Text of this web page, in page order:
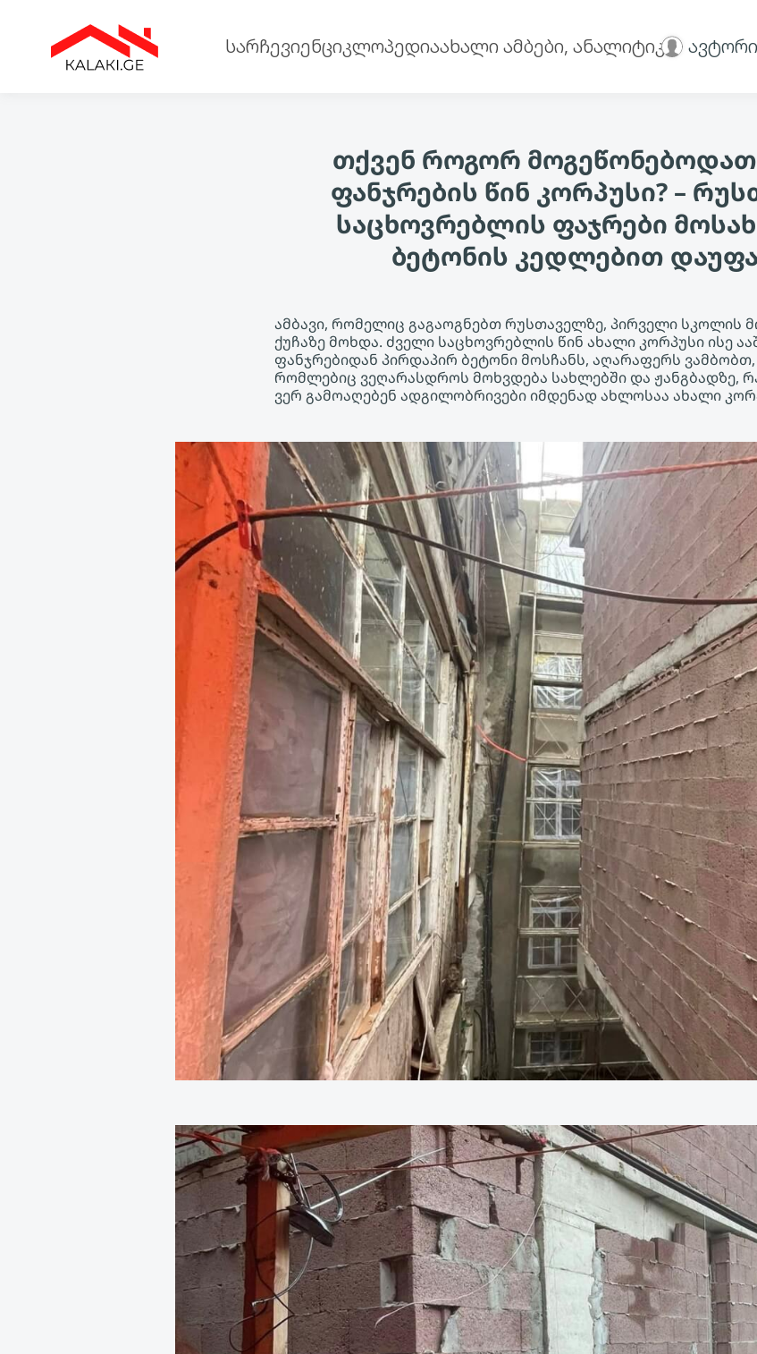
სარჩევიენციკლოპედიაახალი ამბები, ანალიტიკა
თქვენ როგორ
ფანჯრების წინ კორპუსი? –
საცხოვრებლის ფაჯრები
ბეტონის კედლებით
ამბავი, რომელიც გაგაოგნებთ რუსთაველზე, პირველი სკოლის
ქუჩაზე მოხდა. ძველი საცხოვრებლის წინ ახალი კორპუსი ისე
ფანჯრებიდან პირდაპირ ბეტონი მოსჩანს, აღარაფერს ვამბობთ,
რომლებიც ვეღარასდროს მოხვდება სახლებში და ჟანგბადზე,
ვერ გამოაღებენ ადგილობრივები იმდენად ახლოსაა ახალი